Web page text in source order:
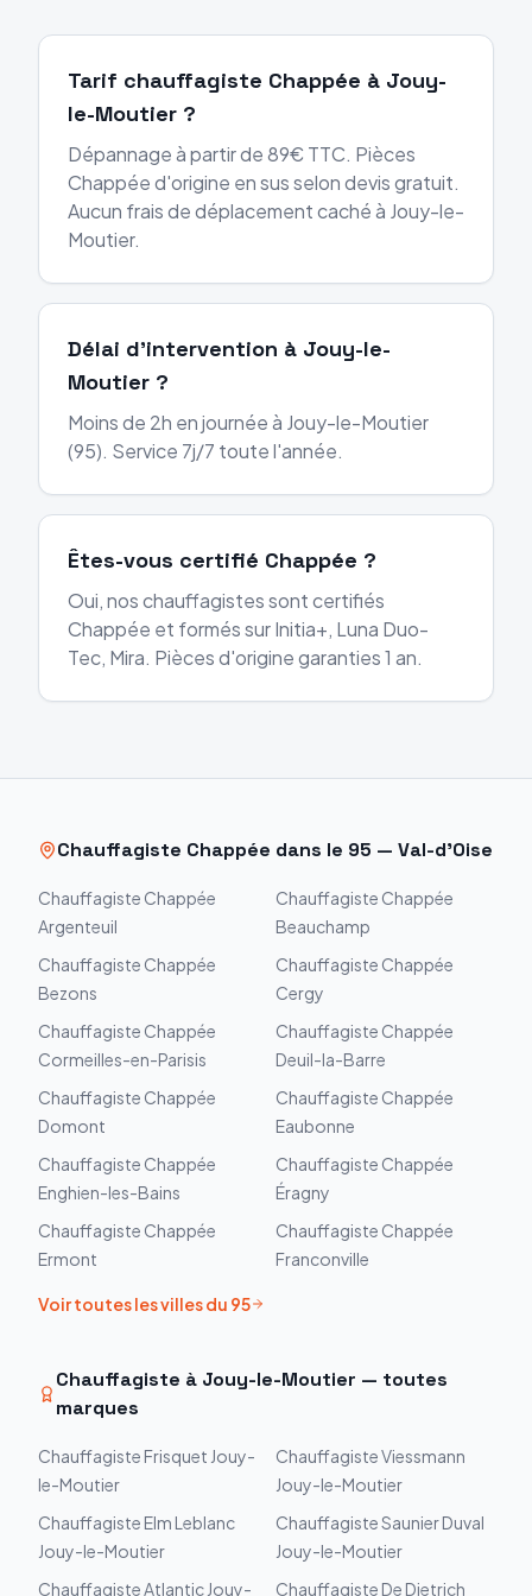
Tarif chauffagiste Chappée à Jouy-
le-Moutier ?
Dépannage à partir de 89€ TTC. Pièces
Chappée d'origine en sus selon devis gratuit.
Aucun frais de déplacement caché à Jouy-le-
Moutier.
Délai d'intervention à Jouy-le-
Moutier ?
Moins de 2h en journée à Jouy-le-Moutier
(95). Service 7j/7 toute l'année.
Êtes-vous certifié Chappée ?
Oui, nos chauffagistes sont certifiés
Chappée et formés sur Initia+, Luna Duo-
Tec, Mira. Pièces d'origine garanties 1 an.
Chauffagiste Chappée dans le 95 — Val-d'Oise
Chauffagiste Chappée
Argenteuil
Chauffagiste Chappée
Beauchamp
Chauffagiste Chappée
Bezons
Chauffagiste Chappée
Cergy
Chauffagiste Chappée
Cormeilles-en-Parisis
Chauffagiste Chappée
Deuil-la-Barre
Chauffagiste Chappée
Domont
Chauffagiste Chappée
Eaubonne
Chauffagiste Chappée
Enghien-les-Bains
Chauffagiste Chappée
Éragny
Chauffagiste Chappée
Ermont
Chauffagiste Chappée
Franconville
Voir toutes les villes du 95
Chauffagiste à Jouy-le-Moutier — toutes
marques
Chauffagiste Frisquet Jouy-
le-Moutier
ChauffagisteViessmann
Jouy-le-Moutier
Chauffagiste Elm Leblanc
Jouy-le-Moutier
ChauffagisteSaunier Duval
Jouy-le-Moutier
ChauffagisteAtlantic Jouy-
Chauffagiste De Dietrich